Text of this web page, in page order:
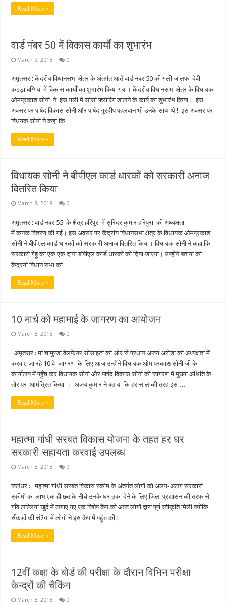
Read More »
वार्ड नंबर 50 में विकास कार्यों का शुभारंभ
March 9, 2018 0
अमृतसर : केंद्रीय विधानसभा क्षेत्र के अंतर्गत आते वार्ड नंबर 50 की गली जालफा देवी
कटड़ा बग्गियां में विकास कार्यों का शुभारंभ किया गया। केंद्रीय विधानसभा क्षेत्र के विधायक
ओमप्रकाश सोनी ने इस गली में सीसी फ्लोरिंग डालने के कार्य का शुभारंभ किया। इस
अवसर पर पार्षद विकास सोनी और पार्षद गुरदीप पहलवान भी उनके साथ थे ! इस अवसर पर
विधयक सोनी ने कहा कि …
Read More »
विधायक सोनी ने बीपीएल कार्ड धारकों को सरकारी अनाज
वितरित किया
March 8, 2018 0
अमृतसर : वार्ड नंबर 55 के क्षेत्र हरिपुरा में सुरिंदर कुमार हरिपुरा की अध्यक्षता
में कनक वितरण की गई। इस अवसर पर केंद्रीय विधानसभा क्षेत्र के विधायक ओमप्रकाश
सोनी ने बीपीएल कार्ड धारकों को सरकारी अनाज वितरित किया। विधायक सोनी ने कहा कि
सरकारी गेहूं का एक एक दाना बीपीएल कार्ड धारकों को दिया जाएगा। उन्होंने बताया की
केंद्रयी विधान सभा की …
Read More »
10 मार्च को महामाई के जागरण का आयोजन
March 8, 2018 0
अमृतसर : मां चामुण्डा वेलफेयर सोसाइटी की ओर से प्रधान अजय अरोड़ा की अध्यक्षता में
करवाए जा रहे 10 वे जागरण के लिए आज उन्होंने विधायक ओम प्रकाश सोनी जी के
कार्यालय में पहुँच कर विधायक सोनी और पार्षद विकास सोनी को जागरण में मुख्या अथिति के
तोर पर आमंत्रित किया । अजय कुमार ने बताया कि हर साल की तरह इस …
Read More »
महात्मा गांधी सरबत विकास योजना के तहत हर घर
सरकारी सहायता करवाई उपलब्ध
March 8, 2018 0
जलंधर : महात्मा गांधी सरबत विकास स्कीम के अंतर्गत लोगों को अलग-अलग सरकारी
स्कीमों का लाभ एक ही छत के नीचे उनके घर तक देने के लिए जिला प्रशासन की तरफ से
गाँव लल्लियां खुर्द में लगाए गए एक विशेष कैंप को आज लोगों द्वारा पूर्ण स्वीकृति मिली क्योंकि
सैंकड़ों की सं2या में लोगों ने इस कैंप में पहुँच की। …
Read More »
12वीं कक्षा के बोर्ड की परीक्षा के दौरान विभिन परीक्षा
केन्द्रों की चैकिंग
March 8, 2018 0